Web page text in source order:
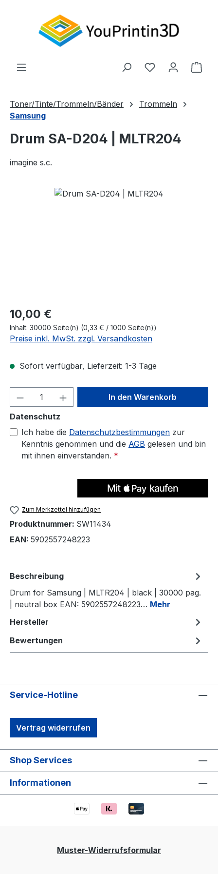
Du hast 0
Toner/Tinte/Trommeln/Bänder
Trommeln
Samsung
Drum SA-D204 | MLTR204
imagine s.c.
Bildergalerie überspringen
Regulärer Preis:
10,00 €
Inhalt: 30000 Seite(n) (0,33 € / 1000 Seite(n))
Preise inkl. MwSt. zzgl. Versandkosten
Sofort verfügbar, Lieferzeit: 1-3 Tage
Produkt Anzahl: Gib denIn den Warenkorb
Datenschutz
Ich habe die Datenschutzbestimmungen zur
Kenntnis genommen und die AGB gelesen und bin
mit ihnen einverstanden. *
Zum Merkzettel hinzufügen
Produktnummer: SW11434
EAN: 5902557248223
Beschreibung
Drum for Samsung | MLTR204 | black | 30000 pag.
| neutral box EAN: 5902557248223… Mehr
Hersteller
Bewertungen
Service-Hotline
Vertrag widerrufen
Shop Services
Informationen
Muster-Widerrufsformular